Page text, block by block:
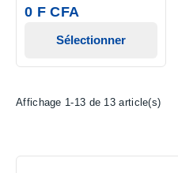
0 F CFA
Sélectionner
Affichage 1-13 de 13 article(s)